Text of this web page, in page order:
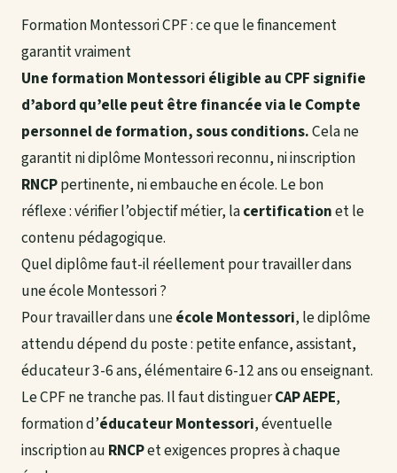
Formation Montessori CPF : ce que le financement
garantit vraiment
Une formation Montessori éligible au CPF signifie
d’abord qu’elle peut être financée via le Compte
personnel de formation, sous conditions.Cela ne
garantit ni diplôme Montessori reconnu, ni inscription
RNCPpertinente, ni embauche en école. Le bon
réflexe : vérifier l’objectif métier, lacertificationet le
contenu pédagogique.
Quel diplôme faut-il réellement pour travailler dans
une école Montessori ?
Pour travailler dans uneécole Montessori, le diplôme
attendu dépend du poste : petite enfance, assistant,
éducateur 3-6 ans, élémentaire 6-12 ans ou enseignant.
Le CPF ne tranche pas. Il faut distinguerCAP AEPE,
formation d’éducateur Montessori, éventuelle
inscription au RNCPet exigences propres à chaque